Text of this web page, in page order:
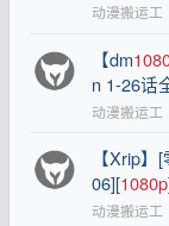
动漫搬运工
【dm
n 1-26话
动漫搬运工
【Xrip
06][1080p
动漫搬运工